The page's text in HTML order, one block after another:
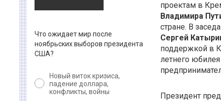
Что ожидает мир после
ноябрьских выборов президента
США?
Новый виток кризиса,
падение доллара,
конфликты, войны
проектам в
Владимира
стране. В
Сергей
поддержкой в
летнего
Президент